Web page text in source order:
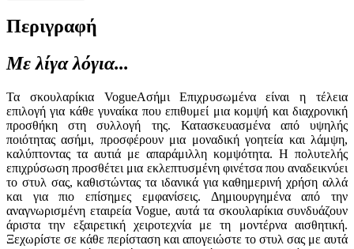
Περιγραφή
Με λίγα λόγια...
Τα σκουλαρίκια VogueΑσήμι Επιχρυσωμένα είναι η τέλεια
επιλογή για κάθε γυναίκα που επιθυμεί μια κομψή και διαχρονική
προσθήκη στη συλλογή της. Κατασκευασμένα από υψηλής
ποιότητας ασήμι, προσφέρουν μια μοναδική γοητεία και λάμψη,
καλύπτοντας τα αυτιά με απαράμιλλη κομψότητα. Η πολυτελής
επιχρύσωση προσθέτει μια εκλεπτυσμένη φινέτσα που αναδεικνύει
το στυλ σας, καθιστώντας τα ιδανικά για καθημερινή χρήση αλλά
και για πιο επίσημες εμφανίσεις. Δημιουργημένα από την
αναγνωρισμένη εταιρεία Vogue, αυτά τα σκουλαρίκια συνδυάζουν
άριστα την εξαιρετική χειροτεχνία με τη μοντέρνα αισθητική.
Ξεχωρίστε σε κάθε περίσταση και απογειώστε το στυλ σας με αυτά